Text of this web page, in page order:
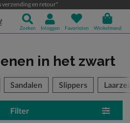
verzending en retour*
Zoeken Inloggen Favorieten Winkelmand
in het zwart
Sandalen Slippers
Filter